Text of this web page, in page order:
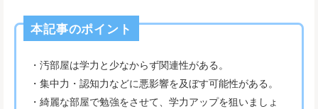
本記事のポイント
・汚部屋は学力と少なからず関連性がある。
・集中力・認知力などに悪影響を及ぼす可能性がある。
・綺麗な部屋で勉強をさせて、学力アップを狙いましょ